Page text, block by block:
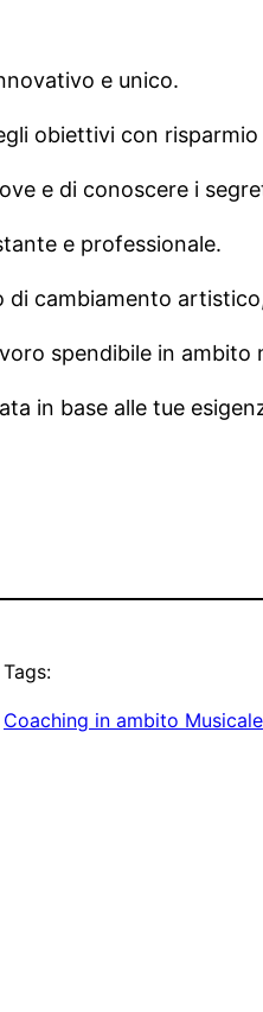
e unico.
obiettivi con
e di conoscere i
e professionale.
cambiamento
spendibile in ambito
in base alle tue
Tags:
Coaching in ambito Musicale